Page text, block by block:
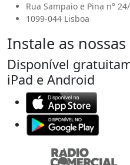
Rua Sampaio e Pina n°
1099-044 Lisboa
Instale as
Disponível
iPad e Android